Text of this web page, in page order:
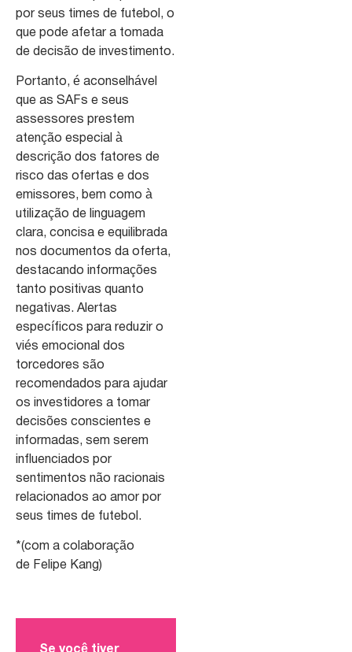
por seus times de futebol, o
que pode afetar a tomada
de decisão de investimento.
Portanto, é aconselhável
que as SAFs e seus
assessores prestem
atenção especial à
descrição dos fatores de
risco das ofertas e dos
emissores, bem como à
utilização de linguagem
clara, concisa e equilibrada
nos documentos da oferta,
destacando informações
tanto positivas quanto
negativas. Alertas
específicos para reduzir o
viés emocional dos
torcedores são
recomendados para ajudar
os investidores a tomar
decisões conscientes e
informadas, sem serem
influenciados por
sentimentos não racionais
relacionados ao amor por
seus times de futebol.
*(com a colaboração
de Felipe Kang)
Se você tiver